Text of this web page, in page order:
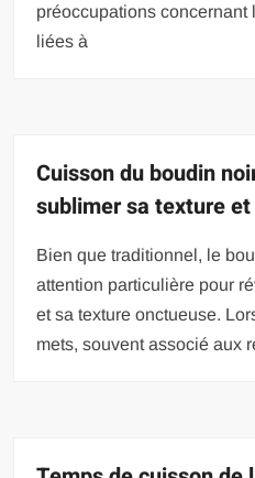
préoccupations concernant
liées à
Cuisson du boudin
sublimer sa texture
Bien que traditionnel, le
attention particulière pour
et sa texture onctueuse.
mets, souvent associé aux